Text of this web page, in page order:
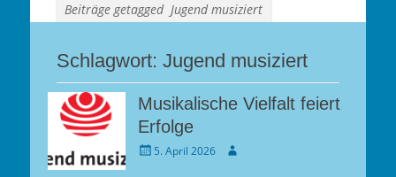
Beiträge getagged Jugend musiziert
Schlagwort: Jugend musiziert
Musikalische Vielfalt feiert
Erfolge
Gepostet
5. April 2026 Autor